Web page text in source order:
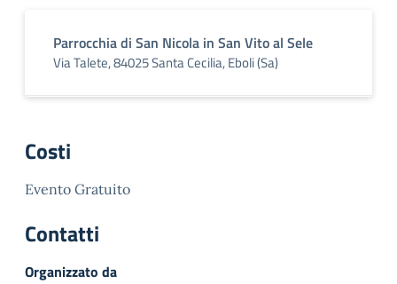
Parrocchia di San Nicola in San Vito al Sele
Via Talete, 84025 Santa Cecilia, Eboli (Sa)
Costi
Evento Gratuito
Contatti
Organizzato da